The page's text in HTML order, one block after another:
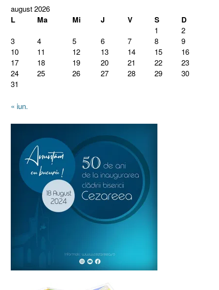
august 2026
L Ma Mi J V S D
1
2
3
4 5 6 7 8
9
10
11 12 13 14 15
16
17
18 19 20 21 22
23
24
25 26 27 28 29
30
31
« iun.